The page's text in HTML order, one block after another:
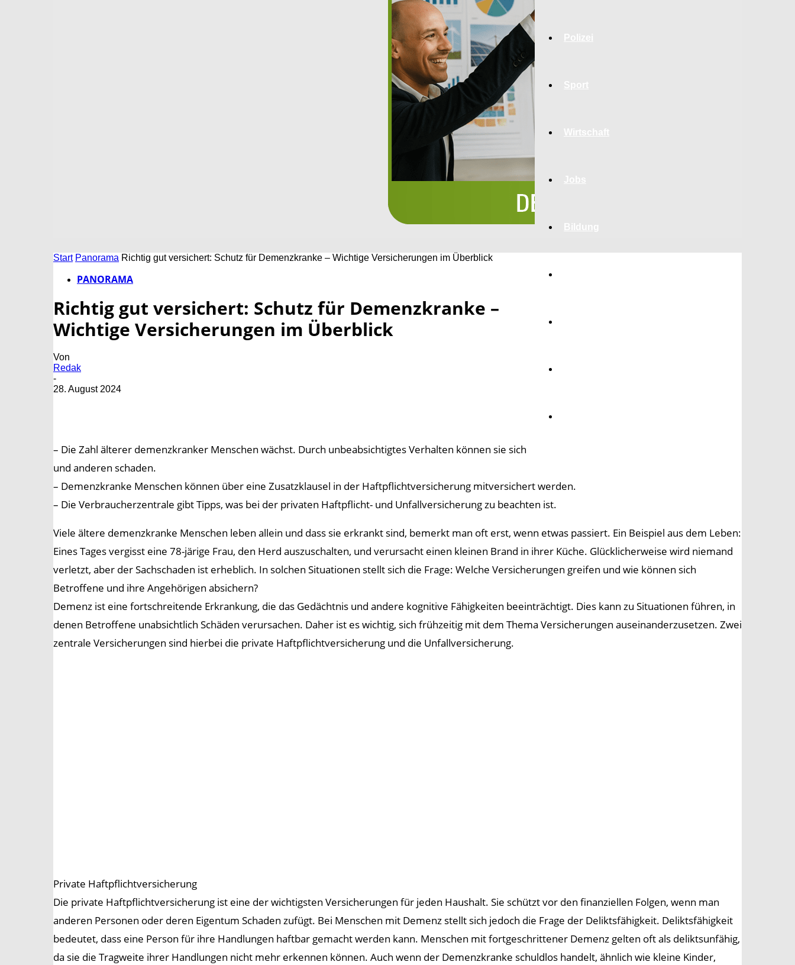
Start Panorama Richtig gut versichert: Schutz für Demenzkranke – Wichtige Versicherungen im Überblick
PANORAMA
Richtig gut versichert: Schutz für Demenzkranke –
Wichtige Versicherungen im Überblick
Von
Redak
-
28. August 2024
– Die Zahl älterer demenzkranker Menschen wächst. Durch unbeabsichtigtes Verhalten können sie sich
und anderen schaden.
– Demenzkranke Menschen können über eine Zusatzklausel in der Haftpflichtversicherung mitversichert werden.
– Die Verbraucherzentrale gibt Tipps, was bei der privaten Haftpflicht- und Unfallversicherung zu beachten ist.
Viele ältere demenzkranke Menschen leben allein und dass sie erkrankt sind, bemerkt man oft erst, wenn etwas passiert. Ein Beispiel aus dem Leben:
Eines Tages vergisst eine 78-järige Frau, den Herd auszuschalten, und verursacht einen kleinen Brand in ihrer Küche. Glücklicherweise wird niemand
verletzt, aber der Sachschaden ist erheblich. In solchen Situationen stellt sich die Frage: Welche Versicherungen greifen und wie können sich
Betroffene und ihre Angehörigen absichern?
Demenz ist eine fortschreitende Erkrankung, die das Gedächtnis und andere kognitive Fähigkeiten beeinträchtigt. Dies kann zu Situationen führen, in
denen Betroffene unabsichtlich Schäden verursachen. Daher ist es wichtig, sich frühzeitig mit dem Thema Versicherungen auseinanderzusetzen. Zwei
zentrale Versicherungen sind hierbei die private Haftpflichtversicherung und die Unfallversicherung.
Private Haftpflichtversicherung
Die private Haftpflichtversicherung ist eine der wichtigsten Versicherungen für jeden Haushalt. Sie schützt vor den finanziellen Folgen, wenn man
anderen Personen oder deren Eigentum Schaden zufügt. Bei Menschen mit Demenz stellt sich jedoch die Frage der Deliktsfähigkeit. Deliktsfähigkeit
bedeutet, dass eine Person für ihre Handlungen haftbar gemacht werden kann. Menschen mit fortgeschrittener Demenz gelten oft als deliktsunfähig,
da sie die Tragweite ihrer Handlungen nicht mehr erkennen können. Auch wenn der Demenzkranke schuldlos handelt, ähnlich wie kleine Kinder,